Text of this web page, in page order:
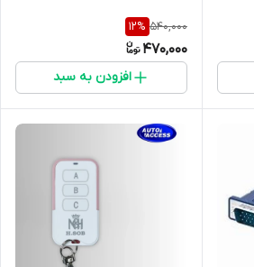
540,000
12%
470,000
افزودن به سبد